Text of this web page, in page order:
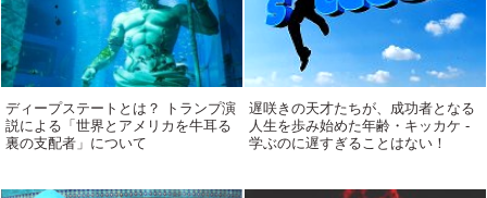
ディープステートとは？ トランプ演
説による「世界とアメリカを牛耳る
裏の支配者」について
遅咲きの天才たちが、成功者となる
人生を歩み始めた年齢・キッカケ -
学ぶのに遅すぎることはない！